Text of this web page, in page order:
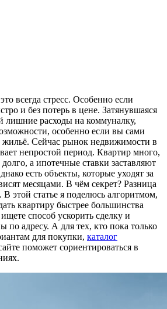
всегда стресс. Особенно если
и без потерь в цене. Затянувшаяся
лишние расходы на коммуналку,
особенно если вы сами
жильё. Сейчас рынок недвижимости в
непростой период. Квартир много,
а ипотечные ставки заставляют
есть объекты, которые уходят за
месяцами. В чём секрет? Разница
В этой статье я поделюсь алгоритмом,
квартиру быстрее большинства
способ ускорить сделку и
по адресу. А для тех, кто пока только
для покупки, каталог
поможет сориентироваться в